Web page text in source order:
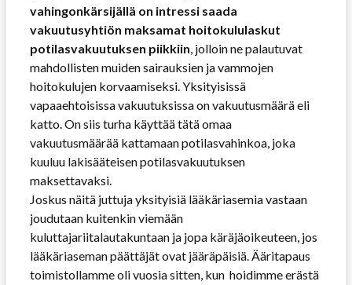
vahingonkärsijällä on intressi saada
vakuutusyhtiön maksamat hoitokululaskut
potilasvakuutuksen piikkiin, jolloin ne palautuvat
mahdollisten muiden sairauksien ja vammojen
hoitokulujen korvaamiseksi. Yksityisissä
vapaaehtoisissa vakuutuksissa on vakuutusmäärä eli
katto. On siis turha käyttää tätä omaa
vakuutusmäärää kattamaan potilasvahinkoa, joka
kuuluu lakisääteisen potilasvakuutuksen
maksettavaksi.
Joskus näitä juttuja yksityisiä lääkäriasemia vastaan
joudutaan kuitenkin viemään
kuluttajariitalautakuntaan ja jopa käräjäoikeuteen, jos
lääkäriaseman päättäjät ovat jääräpäisiä. Ääritapaus
toimistollamme oli vuosia sitten, kun hoidimme erästä